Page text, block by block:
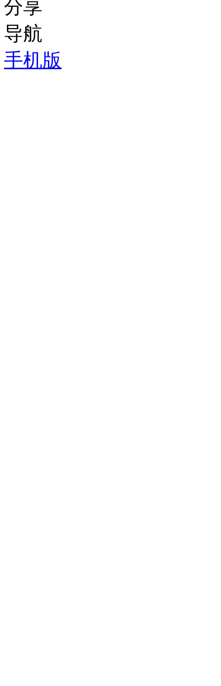
分享
导航
手机版